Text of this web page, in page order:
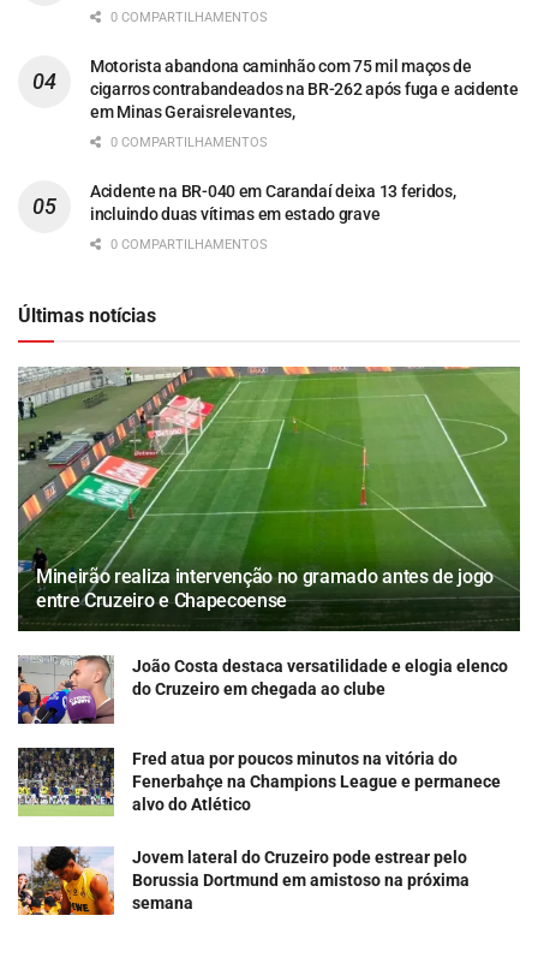
0 COMPARTILHAMENTOS
Motorista abandona caminhão com 75 mil maços de
cigarros contrabandeados na BR-262 após fuga e acidente
em Minas Geraisrelevantes,
0 COMPARTILHAMENTOS
Acidente na BR-040 em Carandaí deixa 13 feridos,
incluindo duas vítimas em estado grave
0 COMPARTILHAMENTOS
Últimas notícias
Mineirão realiza intervenção no gramado antes de jogo
entre Cruzeiro e Chapecoense
João Costa destaca versatilidade e elogia elenco
do Cruzeiro em chegada ao clube
Fred atua por poucos minutos na vitória do
Fenerbahçe na Champions League e permanece
alvo do Atlético
Jovem lateral do Cruzeiro pode estrear pelo
Borussia Dortmund em amistoso na próxima
semana